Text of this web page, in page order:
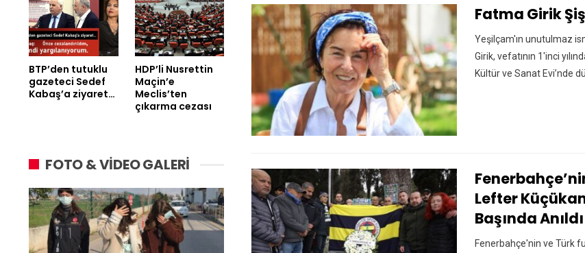
Fatma Girik
Yeşilçam'ın unutulmaz
Girik, vefatının 1'inci
Kültür ve Sanat Evi’nde
Lefter
Başında Anıldı
Fenerbahçe'nin ve Türk
BTP’den tutuklu
gazeteci Sedef
Kabaş’a ziyaret…
HDP’li Nusrettin
Maçin’e
Meclis’ten
çıkarma cezası
FOTO & VİDEO GALERİ